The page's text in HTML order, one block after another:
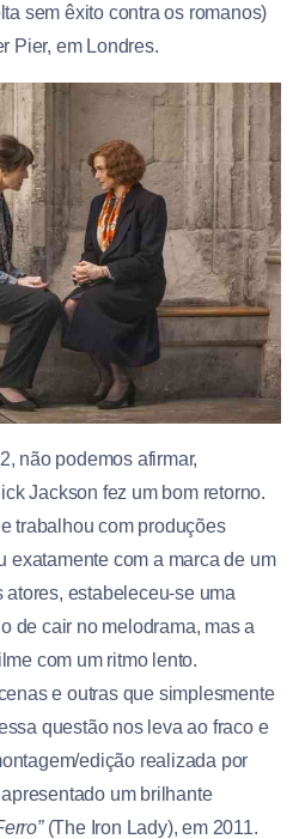
sem êxito contra os romanos)
Pier, em Londres.
não podemos afirmar,
Jackson fez um bom retorno.
trabalhou com produções
exatamente com a marca de um
estabeleceu-se uma
de cair no melodrama, mas a
com um ritmo lento.
e outras que simplesmente
questão nos leva ao fraco e
edição realizada por
um brilhante
(The Iron Lady), em 2011.